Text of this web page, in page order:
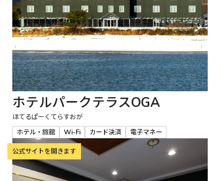
ホテルパークテラスOGA
ほてるぱーくてらすおが
ホテル・旅館
Wi-Fi カード決済 電子マネー